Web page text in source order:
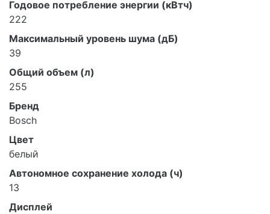
Годовое потребление энергии (кВтч)
222
Максимальный уровень шума (дБ)
39
Общий объем (л)
255
Бренд
Bosch
Цвет
белый
Автономное сохранение холода (ч)
13
Дисплей